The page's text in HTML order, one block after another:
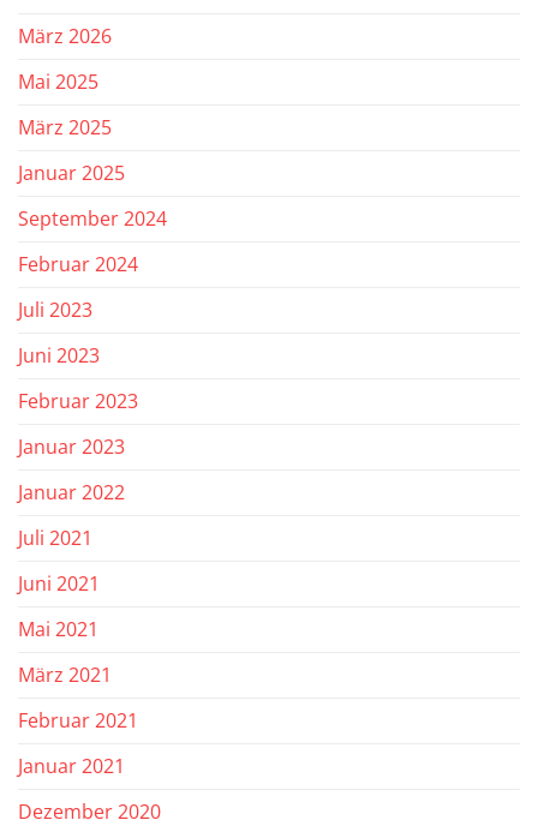
März 2026
Mai 2025
März 2025
Januar 2025
September 2024
Februar 2024
Juli 2023
Juni 2023
Februar 2023
Januar 2023
Januar 2022
Juli 2021
Juni 2021
Mai 2021
März 2021
Februar 2021
Januar 2021
Dezember 2020